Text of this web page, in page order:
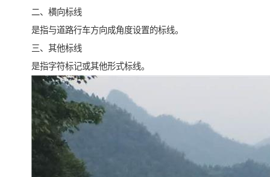
二、横向标线
是指与道路行车方向成角度设置的标线。
三、其他标线
是指字符标记或其他形式标线。